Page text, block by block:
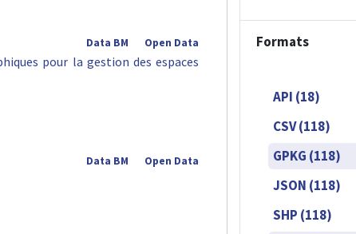
Open Data
Data BM
pour la gestion des espaces
Open Data
Data BM
Formats
API (18)
CSV (118)
GPKG (118)
JSON (118)
SHP (118)